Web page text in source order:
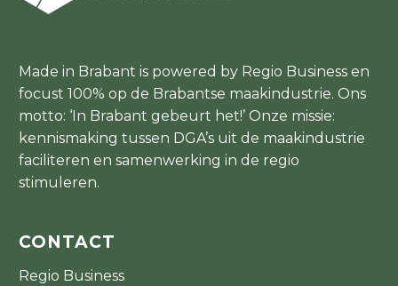
Made in Brabant is powered by Regio Business en
focust 100% op de Brabantse maakindustrie. Ons
motto: ‘In Brabant gebeurt het!’ Onze missie:
kennismaking tussen DGA’s uit de maakindustrie
faciliteren en samenwerking in de regio
stimuleren.
CONTACT
Regio Business